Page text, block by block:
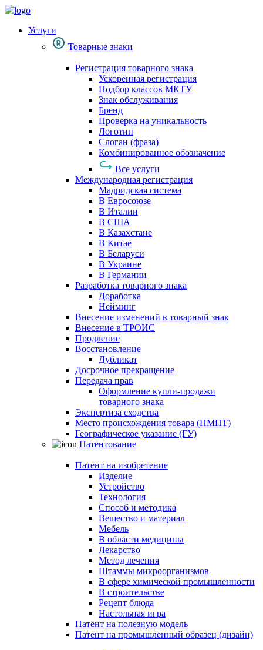
Услуги
Товарные знаки
Регистрация товарного знака
Ускоренная регистрация
Подбор классов МКТУ
Знак обслуживания
Бренд
Проверка на уникальность
Логотип
Слоган (фраза)
Комбинированное обозначение
Все услуги
Международная регистрация
Мадридская система
В Евросоюзе
В Италии
В США
В Казахстане
В Китае
В Беларуси
В Украине
В Германии
Разработка товарного знака
Доработка
Нейминг
Внесение изменений в товарный знак
Внесение в ТРОИС
Продление
Восстановление
Дубликат
Досрочное прекращение
Передача прав
Оформление купли-продажи
товарного знака
Экспертиза сходства
Место происхождения товара (НМПТ)
Географическое указание (ГУ)
Патентование
Патент на изобретение
Изделие
Устройство
Технология
Способ и методика
Вещество и материал
Мебель
В области медицины
Лекарство
Метод лечения
Штаммы микроорганизмов
В сфере химической промышленности
В строительстве
Рецепт блюда
Настольная игра
Патент на полезную модель
Патент на промышленный образец (дизайн)